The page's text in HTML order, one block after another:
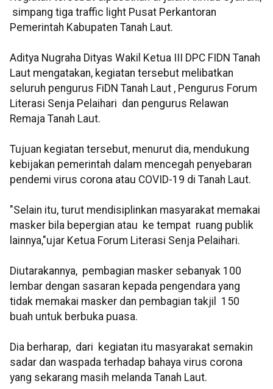
simpang tiga traffic light Pusat Perkantoran
Pemerintah Kabupaten Tanah Laut.
Aditya Nugraha Dityas Wakil Ketua III DPC FIDN Tanah
Laut mengatakan, kegiatan tersebut melibatkan
seluruh pengurus FiDN Tanah Laut , Pengurus Forum
Literasi Senja Pelaihari dan pengurus Relawan
Remaja Tanah Laut.
Tujuan kegiatan tersebut, menurut dia, mendukung
kebijakan pemerintah dalam mencegah penyebaran
pendemi virus corona atau COVID-19 di Tanah Laut.
"Selain itu, turut mendisiplinkan masyarakat memakai
masker bila bepergian atau ke tempat ruang publik
lainnya,"ujar Ketua Forum Literasi Senja Pelaihari.
Diutarakannya, pembagian masker sebanyak 100
lembar dengan sasaran kepada pengendara yang
tidak memakai masker dan pembagian takjil 150
buah untuk berbuka puasa.
Dia berharap, dari kegiatan itu masyarakat semakin
sadar dan waspada terhadap bahaya virus corona
yang sekarang masih melanda Tanah Laut.